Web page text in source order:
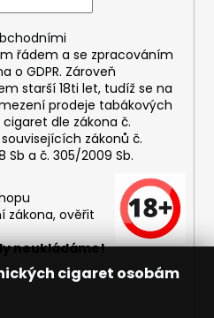
cigaret osobám
řádem a se zpracováním
o GDPR. Zároveň
starší 18ti let, tudíž se na
prodeje tabákových
dle zákona č.
zákonů č.
Sb a č. 305/2009 Sb.
zákona, ověřit
neukládáme!